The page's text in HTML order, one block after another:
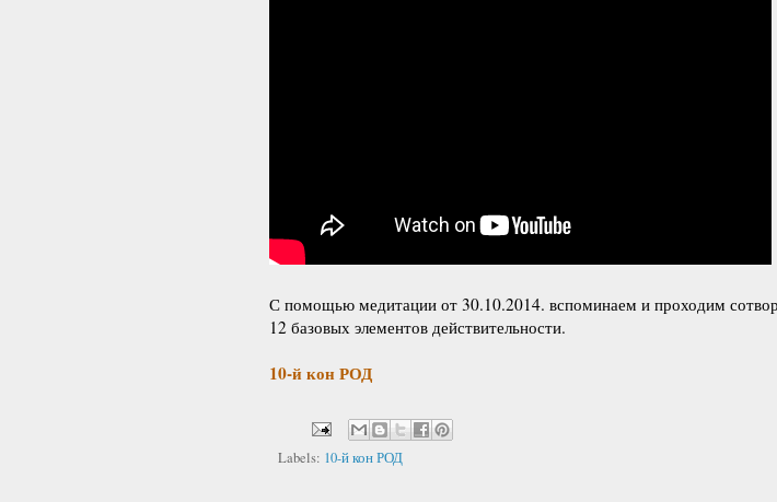
С помощью медитации от 30.10.2014. вспоминаем и проходим
12 базовых элементов действительности.
10-й кон РОД
Labels: 10-й кон РОД